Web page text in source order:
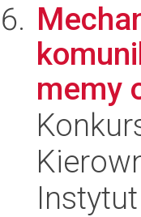
memy